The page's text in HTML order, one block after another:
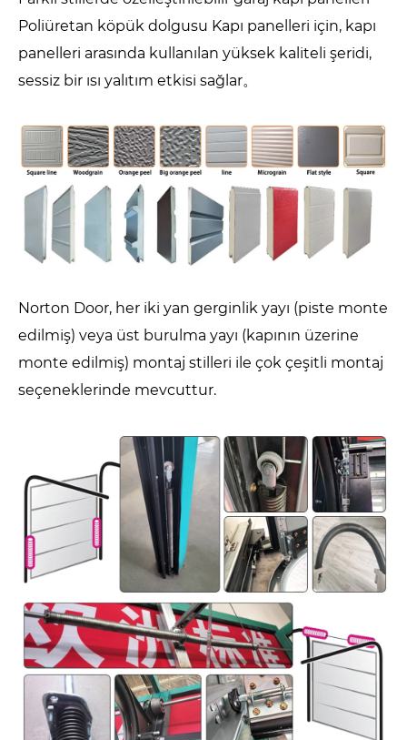
Poliüretan köpük dolgusu Kapı panelleri için, kapı
panelleri arasında kullanılan yüksek kaliteli şeridi,
sessiz bir ısı yalıtım etkisi sağlar。
Norton Door, her iki yan gerginlik yayı (piste monte
edilmiş) veya üst burulma yayı (kapının üzerine
monte edilmiş) montaj stilleri ile çok çeşitli montaj
seçeneklerinde mevcuttur.